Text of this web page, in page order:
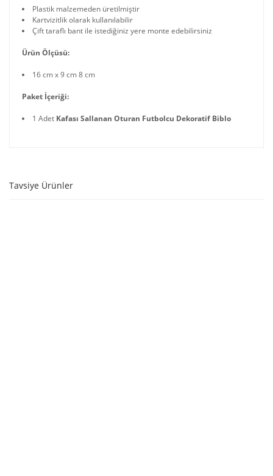
Plastik malzemeden üretilmiştir
Kartvizitlik olarak kullanılabilir
Çift taraflı bant ile istediğiniz yere monte edebilirsiniz
Ürün Ölçüsü:
16 cm x 9 cm 8 cm
Paket İçeriği:
1 Adet Kafası Sallanan Oturan Futbolcu Dekoratif Biblo
Tavsiye Ürünler